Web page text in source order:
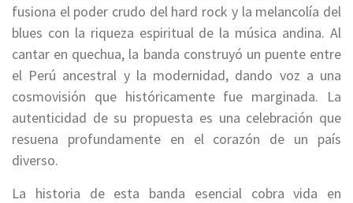
fusiona el poder crudo del hard rock y la melancolía del
blues con la riqueza espiritual de la música andina. Al
cantar en quechua, la banda construyó un puente entre
el Perú ancestral y la modernidad, dando voz a una
cosmovisión que históricamente fue marginada. La
autenticidad de su propuesta es una celebración que
resuena profundamente en el corazón de un país
diverso.
La historia de esta banda esencial cobra vida en